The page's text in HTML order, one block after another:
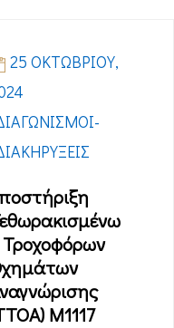
25 ΟΚΤΩΒΡΊΟΥ,
Μ1117